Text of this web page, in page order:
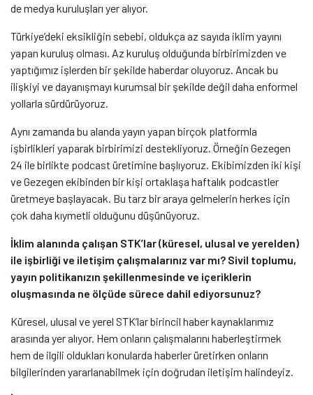
de medya kuruluşları yer alıyor.
Türkiye’deki eksikliğin sebebi, oldukça az sayıda iklim yayını
yapan kuruluş olması. Az kuruluş olduğunda birbirimizden ve
yaptığımız işlerden bir şekilde haberdar oluyoruz. Ancak bu
ilişkiyi ve dayanışmayı kurumsal bir şekilde değil daha enformel
yollarla sürdürüyoruz.
Aynı zamanda bu alanda yayın yapan birçok platformla
işbirlikleri yaparak birbirimizi destekliyoruz. Örneğin Gezegen
24 ile birlikte podcast üretimine başlıyoruz. Ekibimizden iki kişi
ve Gezegen ekibinden bir kişi ortaklaşa haftalık podcastler
üretmeye başlayacak. Bu tarz bir araya gelmelerin herkes için
çok daha kıymetli olduğunu düşünüyoruz.
İklim alanında çalışan STK’lar (küresel, ulusal ve yerelden)
ile işbirliği ve iletişim çalışmalarınız var mı? Sivil toplumu,
yayın politikanızın şekillenmesinde ve içeriklerin
oluşmasında ne ölçüde sürece dahil ediyorsunuz?
Küresel, ulusal ve yerel STK’lar birincil haber kaynaklarımız
arasında yer alıyor. Hem onların çalışmalarını haberleştirmek
hem de ilgili oldukları konularda haberler üretirken onların
bilgilerinden yararlanabilmek için doğrudan iletişim halindeyiz.